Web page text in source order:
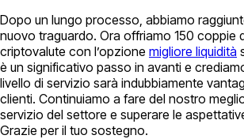
Dopo un lungo processo, abbiamo
nuovo traguardo. Ora offriamo 150 coppie
criptovalute con l’opzione migliore liquidità
è un significativo passo in avanti e
livello di servizio sarà indubbiamente
clienti. Continuiamo a fare del nostro
servizio del settore e superare le
Grazie per il tuo sostegno.